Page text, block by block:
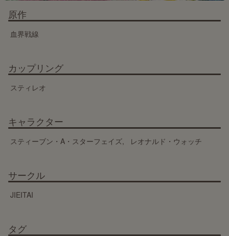
原作
血界戦線
カップリング
スティレオ
キャラクター
スティーブン・A・スターフェイズ レオナルド・ウォッチ
サークル
JIEITAI
タグ